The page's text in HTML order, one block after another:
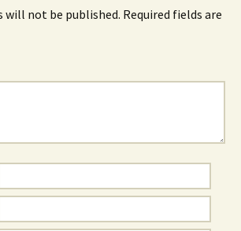
will not be published. Required fields are